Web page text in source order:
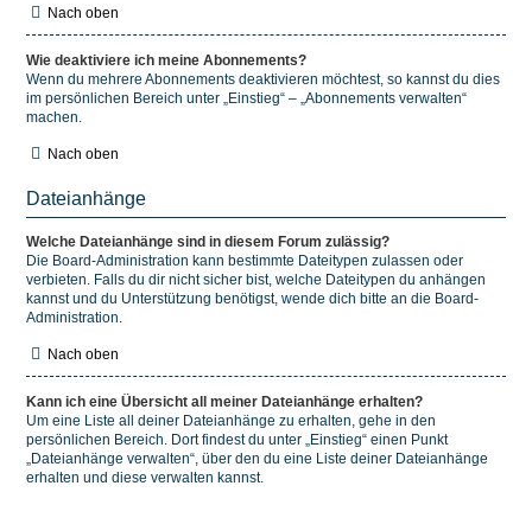
Nach oben
Wie deaktiviere ich meine Abonnements?
Wenn du mehrere Abonnements deaktivieren möchtest, so kannst du dies
im persönlichen Bereich unter „Einstieg“ – „Abonnements verwalten“
machen.
Nach oben
Dateianhänge
Welche Dateianhänge sind in diesem Forum zulässig?
Die Board-Administration kann bestimmte Dateitypen zulassen oder
verbieten. Falls du dir nicht sicher bist, welche Dateitypen du anhängen
kannst und du Unterstützung benötigst, wende dich bitte an die Board-
Administration.
Nach oben
Kann ich eine Übersicht all meiner Dateianhänge erhalten?
Um eine Liste all deiner Dateianhänge zu erhalten, gehe in den
persönlichen Bereich. Dort findest du unter „Einstieg“ einen Punkt
„Dateianhänge verwalten“, über den du eine Liste deiner Dateianhänge
erhalten und diese verwalten kannst.